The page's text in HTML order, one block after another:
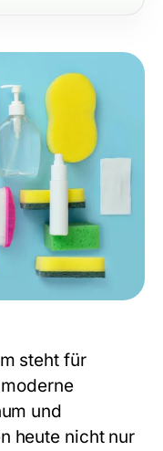
steht für
und
heute nicht nur